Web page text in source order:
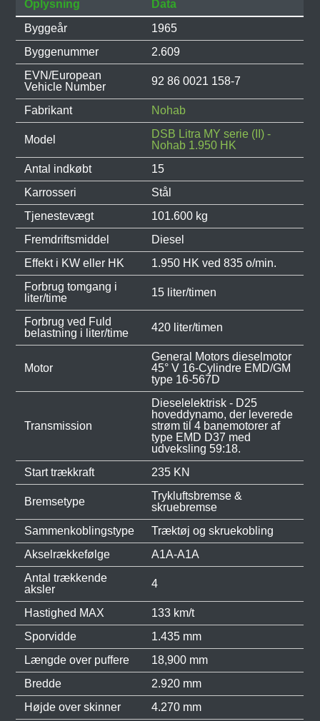
Oplysning
Data
Byggeår
1965
Byggenummer
2.609
EVN/European
Vehicle Number
92 86 0021 158-7
Fabrikant Nohab
Model
DSB Litra MY serie (II) -
Nohab 1.950 HK
Antal indkøbt
15
Karrosseri
Stål
Tjenestevægt
101.600 kg
Fremdriftsmiddel
Diesel
Effekt i KW eller HK
1.950 HK ved 835 o/min.
Forbrug tomgang i
liter/time
15 liter/timen
Forbrug ved Fuld
belastning i liter/time
420 liter/timen
Motor
General Motors dieselmotor
45° V 16-Cylindre EMD/GM
type 16-567D
Transmission
Dieselelektrisk - D25
hoveddynamo, der leverede
strøm til 4 banemotorer af
type EMD D37 med
udveksling 59:18.
Start trækkraft
235 KN
Bremsetype
Trykluftsbremse &
skruebremse
Sammenkoblingstype
Træktøj og skruekobling
Akselrækkefølge
A1A-A1A
Antal trækkende
aksler
4
Hastighed MAX
133 km/t
Sporvidde
1.435 mm
Længde over puffere
18,900 mm
Bredde
2.920 mm
Højde over skinner
4.270 mm